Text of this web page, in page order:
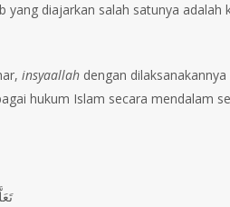
yang diajarkan salah satunya adalah
insyaallah dengan
hukum Islam secara mendalam